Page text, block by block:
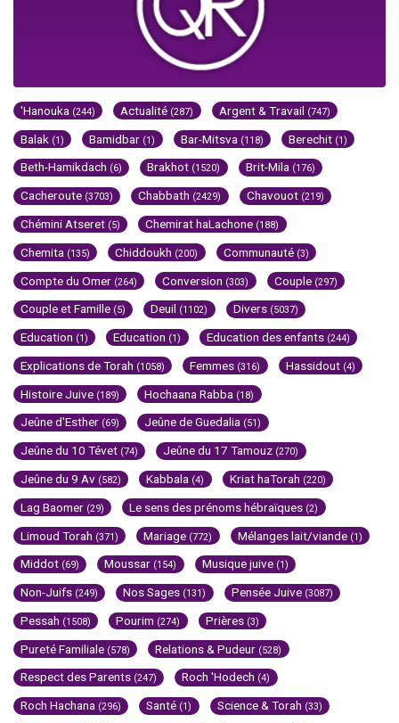
'Hanouka (244) Actualité (287) Argent & Travail (747)
Balak (1) Bamidbar (1) Bar-Mitsva (118) Berechit (1)
Beth-Hamikdach (6) Brakhot (1520) Brit-Mila (176)
Cacheroute (3703) Chabbath (2429) Chavouot (219)
Chémini Atseret (5) Chemirat haLachone (188)
Chemita (135) Chiddoukh (200) Communauté (3)
Compte du Omer (264) Conversion (303) Couple (297)
Couple et Famille (5) Deuil (1102) Divers (5037)
Education (1) Education (1) Education des enfants (244)
Explications de Torah (1058) Femmes (316) Hassidout (4)
Histoire Juive (189) Hochaana Rabba (18)
Jeûne d'Esther (69) Jeûne de Guedalia (51)
Jeûne du 10 Tévet (74) Jeûne du 17 Tamouz (270)
Jeûne du 9 Av (582) Kabbala (4) Kriat haTorah (220)
Lag Baomer (29) Le sens des prénoms hébraïques (2)
Limoud Torah (371) Mariage (772) Mélanges lait/viande (1)
Middot (69) Moussar (154) Musique juive (1)
Non-Juifs (249) Nos Sages (131) Pensée Juive (3087)
Pessah (1508) Pourim (274) Prières (3)
Pureté Familiale (578) Relations & Pudeur (528)
Respect des Parents (247) Roch 'Hodech (4)
Roch Hachana (296) Santé (1) Science & Torah (33)